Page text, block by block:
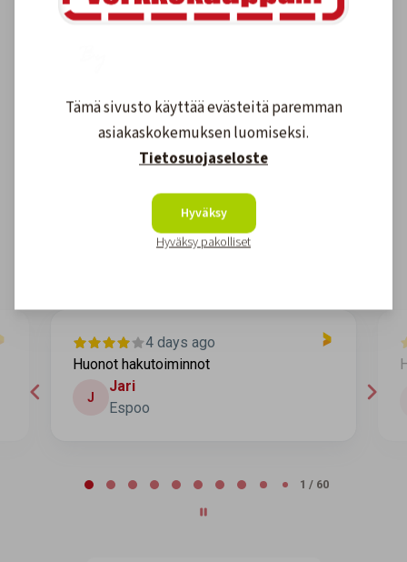
Asiakkaidemme kokemuksia
4.6
arvostelut
Kirjoita arvostelu
4 days ago
Huonot hakutoiminnot
Jari
Espoo
2 / 60
Tämä sivusto käyttää evästeitä paremman
asiakaskokemuksen luomiseksi.
Tietosuojaseloste
Hyväksy
Hyväksy pakolliset